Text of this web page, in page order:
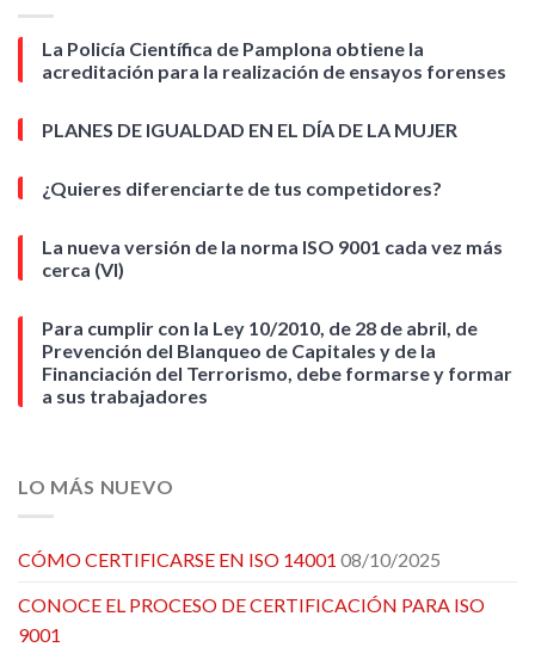
La Policía Científica de Pamplona obtiene la
acreditación para la realización de ensayos forenses
PLANES DE IGUALDAD EN EL DÍA DE LA MUJER
¿Quieres diferenciarte de tus competidores?
La nueva versión de la norma ISO 9001 cada vez más
cerca (VI)
Para cumplir con la Ley 10/2010, de 28 de abril, de
Prevención del Blanqueo de Capitales y de la
Financiación del Terrorismo, debe formarse y formar
a sus trabajadores
LO MÁS NUEVO
CÓMO CERTIFICARSE EN ISO 14001 08/10/2025
CONOCE EL PROCESO DE CERTIFICACIÓN PARA ISO
9001